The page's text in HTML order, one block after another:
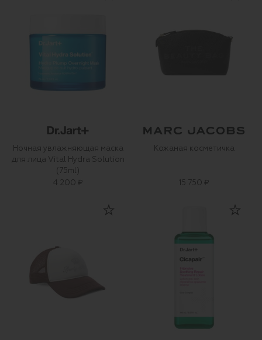
Ночная увлажняющая маска
для лица Vital Hydra Solution
(75ml)
4 200 ₽
Кожаная косметичка
15 750 ₽